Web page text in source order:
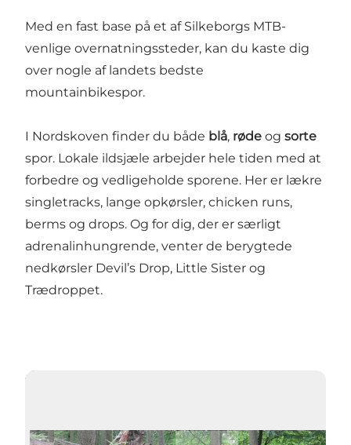
Med en fast base på et af Silkeborgs MTB-
venlige overnatningssteder, kan du kaste dig
over nogle af landets bedste
mountainbikespor.
I Nordskoven finder du både blå, røde og sorte
spor. Lokale ildsjæle arbejder hele tiden med at
forbedre og vedligeholde sporene. Her er lækre
singletracks, lange opkørsler, chicken runs,
berms og drops. Og for dig, der er særligt
adrenalinhungrende, venter de berygtede
nedkørsler Devil’s Drop, Little Sister og
Trædroppet.
Afspil video